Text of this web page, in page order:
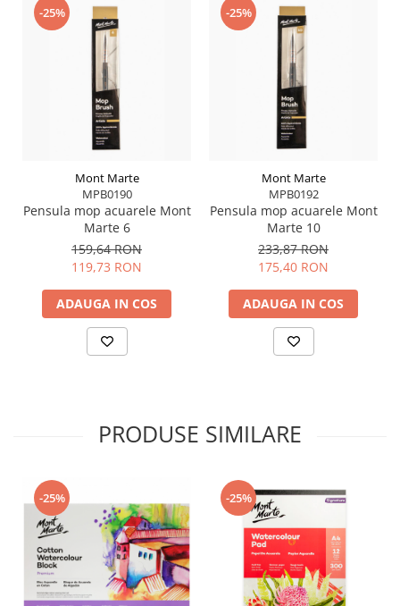
umede
Pagini rezistente, fără deformări sau
pătrunderea culorii
Recomandat pentru artiști, studenți și pasionați
de pictură
hârtia uniform pentru degradeuri și
amestecuri line
Aplicăstraturi subțiri de pigment pentru
controlul culorii
Depoziteazăblocul într-un loc uscat și ferit de
lumină directă
-25%
Mont Marte
MPB0190
Pensula mop acuarele Mont
Marte 6
159,64 RON
119,73 RON
ADAUGA IN COS
-25%
Mont Marte
MPB0192
Pensula mop acuarele Mont
Marte 10
233,87 RON
175,40 RON
ADAUGA IN COS
PRODUSE SIMILARE
-25% -25%